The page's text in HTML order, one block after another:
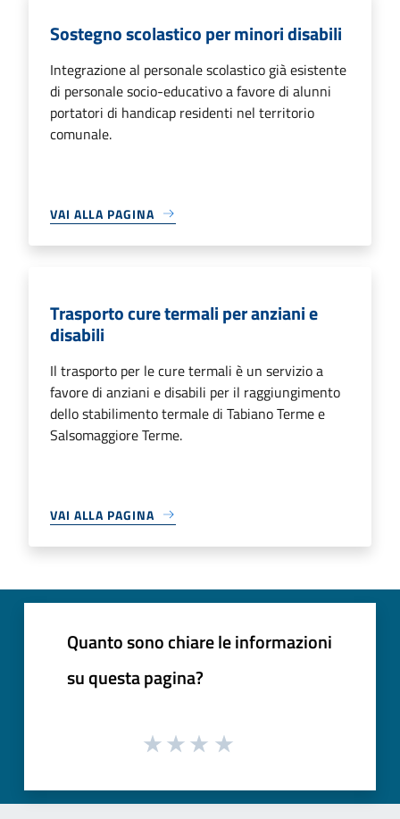
Sostegno scolastico per minori disabili
Integrazione al personale scolastico già esistente
di personale socio-educativo a favore di alunni
portatori di handicap residenti nel territorio
comunale.
VAI ALLA PAGINA
Trasporto cure termali per anziani e
disabili
Il trasporto per le cure termali è un servizio a
favore di anziani e disabili per il raggiungimento
dello stabilimento termale di Tabiano Terme e
Salsomaggiore Terme.
VAI ALLA PAGINA
Quanto sono chiare le informazioni
su questa pagina?